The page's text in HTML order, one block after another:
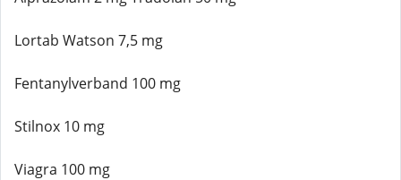
Lortab Watson 7,5 mg
Fentanylverband 100 mg
Stilnox 10 mg
Viagra 100 mg